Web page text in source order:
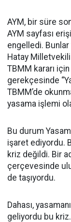
AYM, bir süre
AYM sayfası
engelledi. Bunlar
Hatay
TBMM kararı
gerekçesinde
TBMM’de
yasama işlemi
Bu durum
işaret ediyordu.
kriz değildi. Bir
çerçevesinde
de taşıyordu.
Dahası,
geliyordu bu kriz.